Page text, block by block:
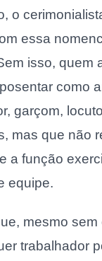
o
essa
isso, quem
como
garçom,
mas que não
a função
equipe.
mesmo sem
trabalhador